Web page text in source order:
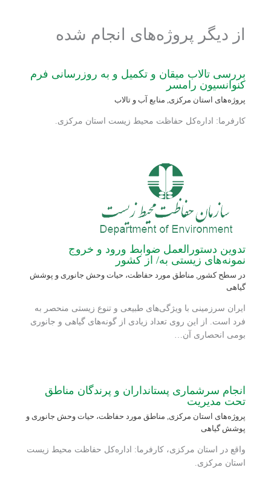
از دیگر پروژه‌های انجام شده
بررسی تالاب میقان و تکمیل و به روزرسانی فرم
کنوانسیون رامسر
پروژه‌های استان مرکزی, منابع آب و تالاب
کارفرما: اداره‌کل حفاظت محیط زیست استان مرکزی.
تدوین دستورالعمل ضوابط ورود و خروج
نمونه‌های زیستی به/ از کشور
در سطح کشور , مناطق مورد حفاظت، حیات وحش جانوری و پوشش
گیاهی
ایران سرزمینی با ویژگی‌های طبیعی و تنوع زیستی منحصر به
فرد است. از این روی تعداد زیادی از گونه‌های گیاهی و جانوری
بومی انحصاری آن…
انجام سرشماری پستانداران و پرندگان مناطق
تحت مدیریت
پروژه‌های استان مرکزی, مناطق مورد حفاظت، حیات وحش جانوری و
پوشش گیاهی
واقع در استان مرکزی، کارفرما: اداره‌کل حفاظت محیط زیست
استان مرکزی.